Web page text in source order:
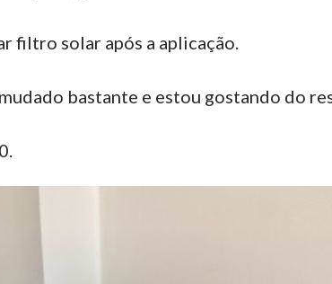
filtro solar após a aplicação.
bastante e estou gostando do